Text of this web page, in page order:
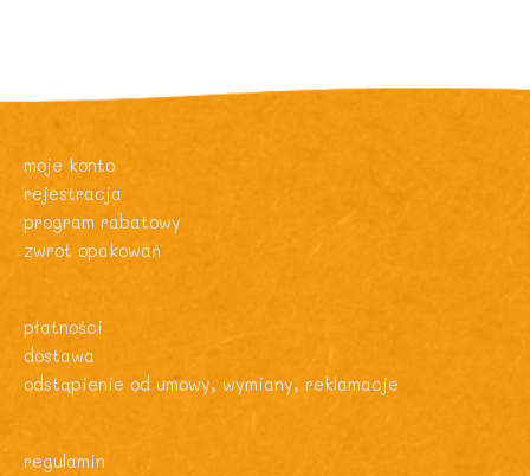
moje konto
rejestracja
program rabatowy
zwrot opakowań
płatności
dostawa
odstąpienie od umowy, wymiany, reklamacje
regulamin